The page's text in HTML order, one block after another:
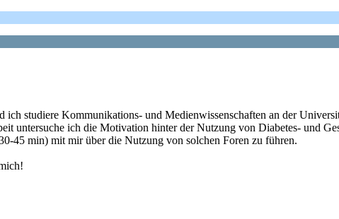
studiere Kommunikations- und Medienwissenschaften an der
untersuche ich die Motivation hinter der Nutzung von Diabetes- und
45 min) mit mir über die Nutzung von solchen Foren zu führen.